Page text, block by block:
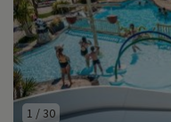
1 /30